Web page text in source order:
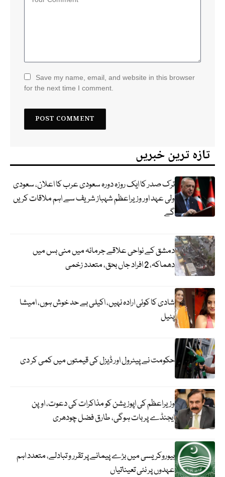
Save my name, email, and website in this browser
for the next time I comment.
تازہ ترین خبریں
ترک صدر کا ایک روزہ دورہ سعودی عرب کا اعلان، سعودی
ولی عہد اور وزیراعظم شہباز شریف سے اہم ملاقات کریں
گے
دمشق کے نواحی علاقے جرمانہ میں منی بس میں
دھماکہ، 2 افراد جاں بحق، متعدد زخمی
شادی کا کوئی ارادہ نہیں، اکیلی بے حد خوش ہوں، امیشا
پٹیل
حکومت نے پیٹرول اور ڈیزل کی قیمتوں میں کمی کر دی
وزیراعظم کی اپوزیشن کو مذاکرات کی دعوت، اوپن
ایجنڈے پر بات ہوگی، طارق فضل چودھری
بیوروکریسی میں بڑے پیمانے پر تقرر و تبادلے، متعدد اہم
عہدوں پر نئی تعیناتیاں